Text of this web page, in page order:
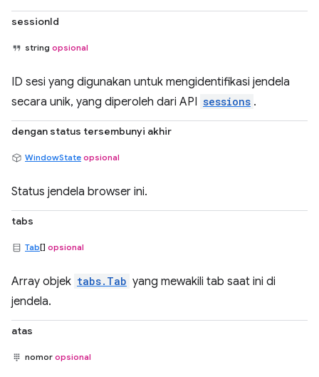
sessionId
string opsional
ID sesi yang digunakan untuk mengidentifikasi jendela
secara unik, yang diperoleh dari API sessions .
dengan status tersembunyi akhir
WindowState opsional
Status jendela browser ini.
tabs
Tab[] opsional
Array objek tabs.Tab yang mewakili tab saat ini di
jendela.
atas
nomor opsional